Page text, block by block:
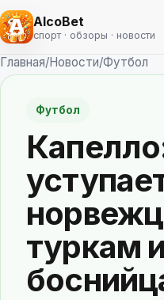
AlcoBet
спорт · обзоры · новости
Главная/Новости/Футбол
Футбол
туркам и